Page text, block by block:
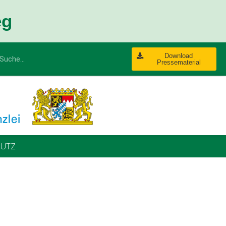
Download
Pressematerial